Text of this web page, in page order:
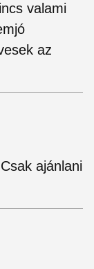
valami
az
ajánlani